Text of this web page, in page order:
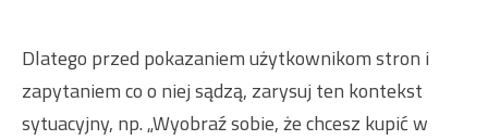
Dlatego przed pokazaniem użytkownikom stron i
zapytaniem co o niej sądzą, zarysuj ten kontekst
sytuacyjny, np. „Wyobraź sobie, że chcesz kupić w